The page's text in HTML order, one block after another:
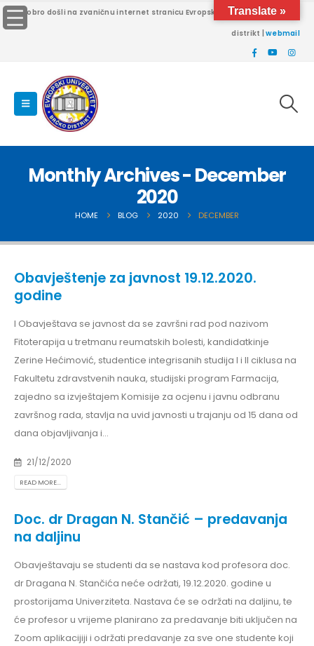
Dobro došli na zvaničnu internet stranicu Evropskog univerziteta Brčko
distrikt |webmail
Monthly Archives - December
2020
HOME BLOG 2020 DECEMBER
Obavještenje za javnost 19.12.2020.
godine
I Obavještava se javnost da se završni rad pod nazivom
Fitoterapija u tretmanu reumatskih bolesti, kandidatkinje
Zerine Hećimović, studentice integrisanih studija I i II ciklusa na
Fakultetu zdravstvenih nauka, studijski program Farmacija,
zajedno sa izvještajem Komisije za ocjenu i javnu odbranu
završnog rada, stavlja na uvid javnosti u trajanju od 15 dana od
dana objavljivanja i...
21/12/2020
READ MORE...
Doc. dr Dragan N. Stančić – predavanja
na daljinu
Obavještavaju se studenti da se nastava kod profesora doc.
dr Dragana N. Stančića neće održati, 19.12.2020. godine u
prostorijama Univerziteta. Nastava će se održati na daljinu, te
će profesor u vrijeme planirano za predavanje biti uključen na
Zoom aplikacijiji i održati predavanje za sve one studente koji
Translate »